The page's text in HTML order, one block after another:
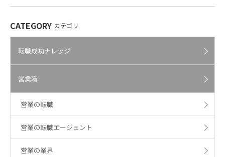
CATEGORY カテゴリ
転職成功ナレッジ
営業職
営業の転職
営業の転職エージェント
営業の業界